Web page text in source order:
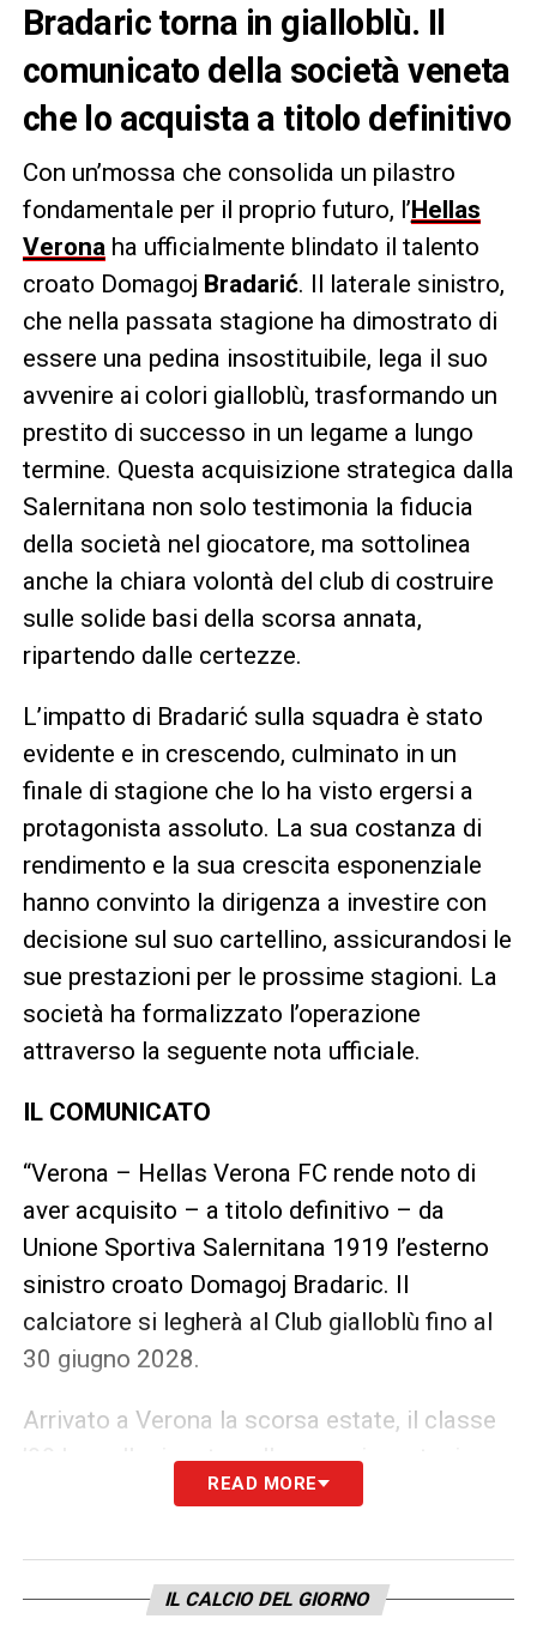
Bradaric torna in gialloblù. Il
comunicato della società veneta
che lo acquista a titolo definitivo
Con un’mossa che consolida un pilastro
fondamentale per il proprio futuro, l’Hellas
Verona ha ufficialmente blindato il talento
croato Domagoj Bradarić. Il laterale sinistro,
che nella passata stagione ha dimostrato di
essere una pedina insostituibile, lega il suo
avvenire ai colori gialloblù, trasformando un
prestito di successo in un legame a lungo
termine. Questa acquisizione strategica dalla
Salernitana non solo testimonia la fiducia
della società nel giocatore, ma sottolinea
anche la chiara volontà del club di costruire
sulle solide basi della scorsa annata,
ripartendo dalle certezze.
L’impatto di Bradarić sulla squadra è stato
evidente e in crescendo, culminato in un
finale di stagione che lo ha visto ergersi a
protagonista assoluto. La sua costanza di
rendimento e la sua crescita esponenziale
hanno convinto la dirigenza a investire con
decisione sul suo cartellino, assicurandosi le
sue prestazioni per le prossime stagioni. La
società ha formalizzato l’operazione
attraverso la seguente nota ufficiale.
IL COMUNICATO
“Verona – Hellas Verona FC rende noto di
aver acquisito – a titolo definitivo – da
Unione Sportiva Salernitana 1919 l’esterno
sinistro croato Domagoj Bradaric. Il
calciatore si legherà al Club gialloblù fino al
30 giugno 2028.
Arrivato a Verona la scorsa estate, il classe
’99 ha collezionato nella sua prima stagione
italiana 28 presenze in campionato per un
il passare dei mesi uno dei perni della
formazione gialloblù.
READ MORE
IL CALCIO DEL GIORNO